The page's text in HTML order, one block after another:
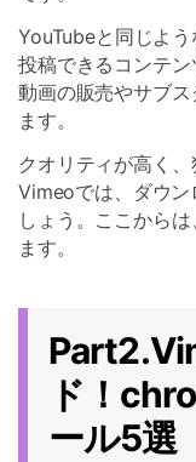
YouTubeと同じよう
投稿できるコンテ
動画の販売やサブ
ます。
クオリティが高く
Vimeoでは、ダウ
しょう。ここから
ます。
ド！
ール5選